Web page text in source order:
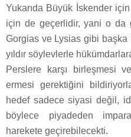
Yukarıda Büyük İskender
için de geçerlidir, yani o da
Gorgias ve Lysias gibi
yıldır söylevlerle
Perslere karşı birleşmesi
ermesi gerektiğini
hedef sadece siyasi değil,
böylece piyadeden
harekete geçirebilecekti.